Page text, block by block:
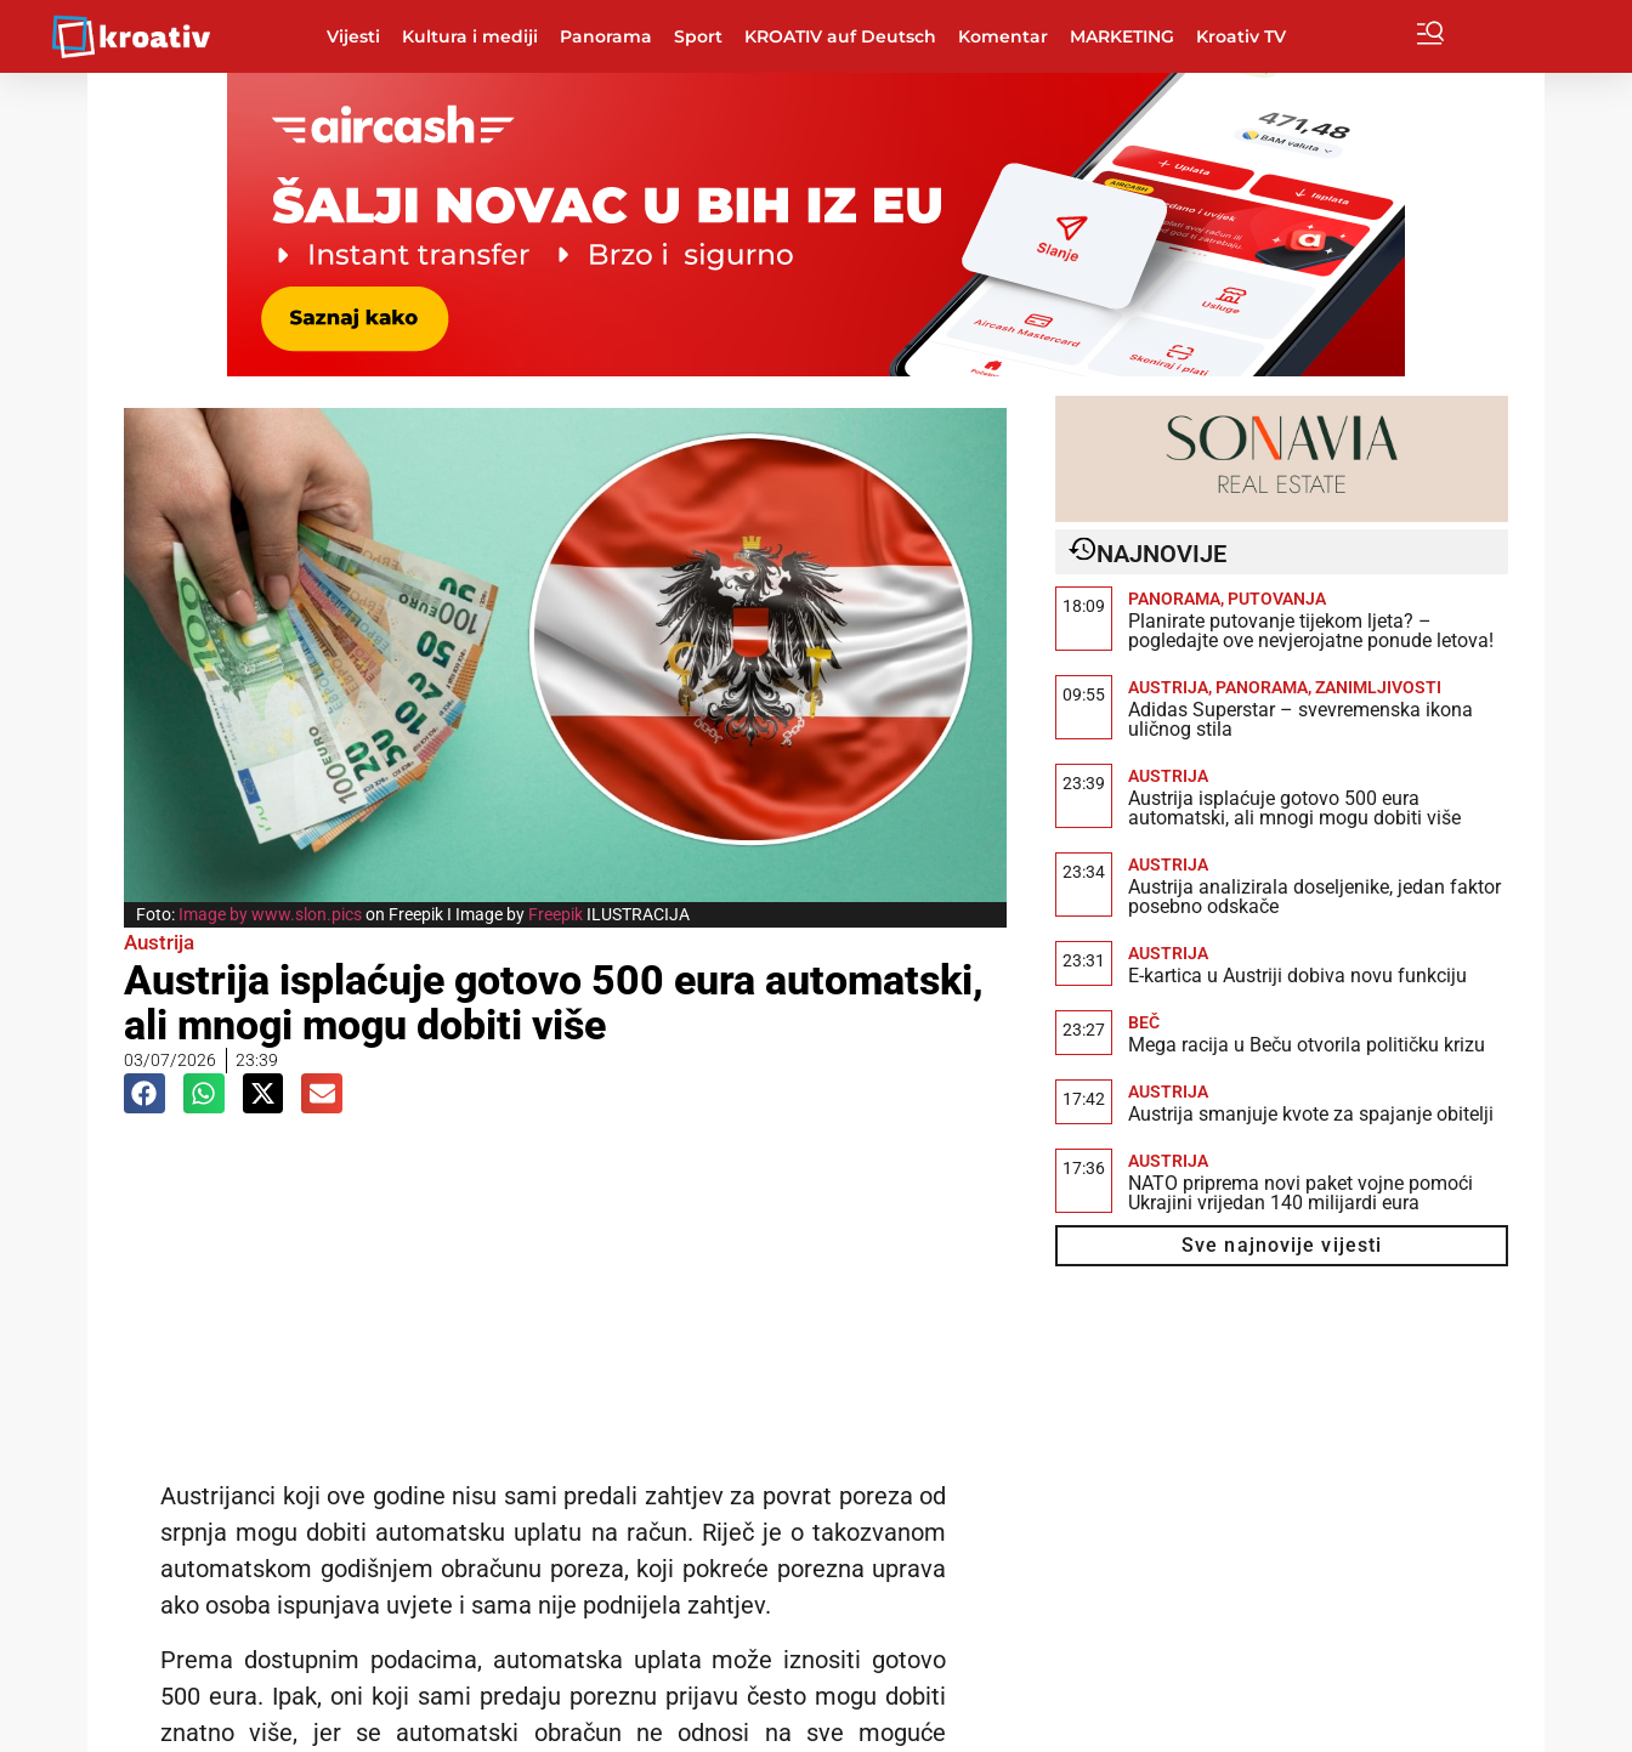
Vijesti Kultura i mediji Panorama Sport KROATIV auf Deutsch Komentar MARKETING Kroativ TV
Foto: Image by www.slon.picson Freepik I Image by Freepik ILUSTRACIJA
Austrija
Austrija isplaćuje gotovo 500 eura automatski,
ali mnogi mogu dobiti više
03/07/2026 23:39
Austrijanci koji ove godine nisu sami predali zahtjev za povrat poreza od
srpnja mogu dobiti automatsku uplatu na račun. Riječ je o takozvanom
automatskom godišnjem obračunu poreza, koji pokreće porezna uprava
ako osoba ispunjava uvjete i sama nije podnijela zahtjev.
Prema dostupnim podacima, automatska uplata može iznositi gotovo
500 eura. Ipak, oni koji sami predaju poreznu prijavu često mogu dobiti
znatno više, jer se automatski obračun ne odnosi na sve moguće
NAJNOVIJE
18:09 PANORAMA, PUTOVANJA
Planirate putovanje tijekom ljeta? –
pogledajte ove nevjerojatne ponude letova!
09:55 AUSTRIJA, PANORAMA,ZANIMLJIVOSTI
Adidas Superstar – svevremenska ikona
uličnog stila
23:39 AUSTRIJA
Austrija isplaćuje gotovo 500 eura
automatski, ali mnogi mogu dobiti više
23:34 AUSTRIJA
Austrija analizirala doseljenike, jedan faktor
posebno odskače
23:31 AUSTRIJA
E-kartica u Austriji dobiva novu funkciju
23:27 BEČ
Mega racija u Beču otvorila političku krizu
17:42 AUSTRIJA
Austrija smanjuje kvote za spajanje obitelji
17:36 AUSTRIJA
NATO priprema novi paket vojne pomoći
Ukrajini vrijedan 140 milijardi eura
Sve najnovije vijesti